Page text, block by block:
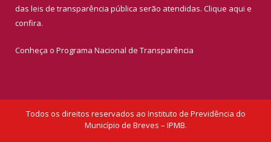
das leis de transparência pública serão atendidas. Clique aqui e
confira.
Conheça o Programa Nacional de Transparência
Todos os direitos reservados ao Instituto de Previdência do
Município de Breves – IPMB.